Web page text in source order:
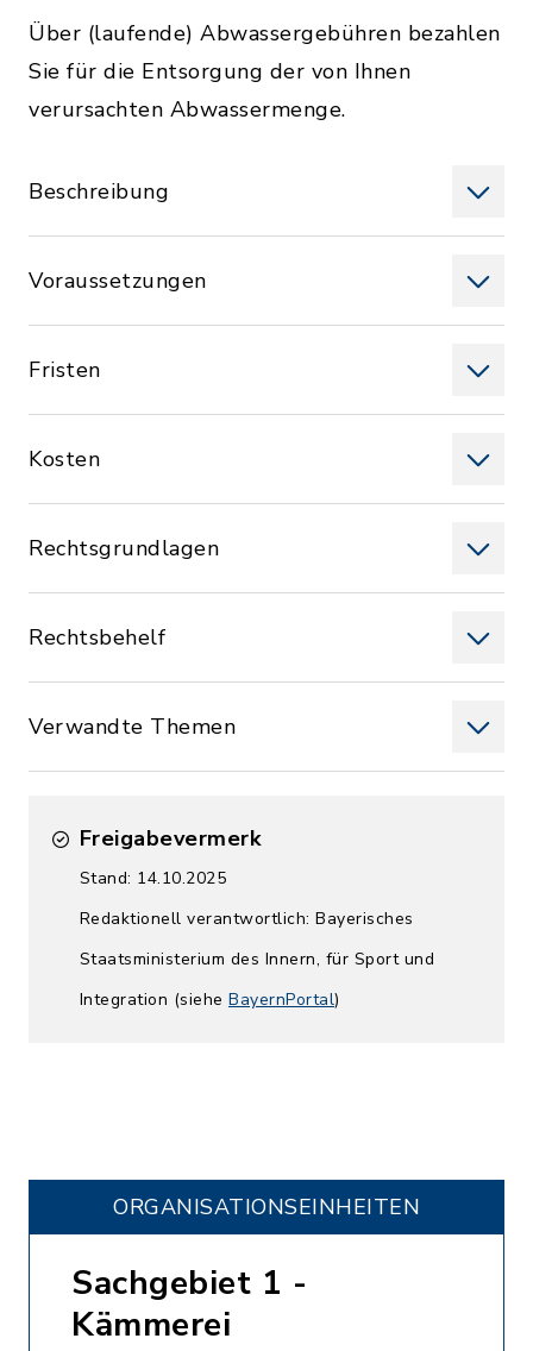
Über (laufende) Abwassergebühren bezahlen
Sie für die Entsorgung der von Ihnen
verursachten Abwassermenge.
Beschreibung
Voraussetzungen
Fristen
Kosten
Rechtsgrundlagen
Rechtsbehelf
Verwandte Themen
Freigabevermerk
Stand: 14.10.2025
Redaktionell verantwortlich: Bayerisches
Staatsministerium des Innern, für Sport und
Integration (siehe BayernPortal)
ORGANISATIONS­EINHEITEN
Sachgebiet 1 -
Kämmerei